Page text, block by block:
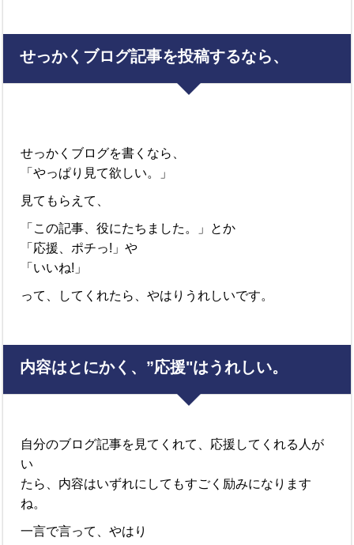
せっかくブログ記事を投稿するなら、
せっかくブログを書くなら、
「やっぱり見て欲しい。」
見てもらえて、
「この記事、役にたちました。」とか
「応援、ポチっ!」や
「いいね!」
って、してくれたら、やはりうれしいです。
内容はとにかく、”応援"はうれしい。
自分のブログ記事を見てくれて、 応援してくれる人が
い
たら、内容はいずれにしてもすごく励みになります
ね。
一言で言って、やはり